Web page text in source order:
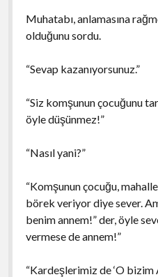
Muhatabı, anlamasına
olduğunu sordu.
“Sevap kazanıyorsunuz.”
“Siz komşunun çocuğunu
öyle düşünmez!”
“Nasıl yani?”
“Komşunun çocuğu,
börek veriyor diye sever.
benim annem!” der, öyle
vermese de annem!”
“Kardeşlerimiz de ‘O bizim